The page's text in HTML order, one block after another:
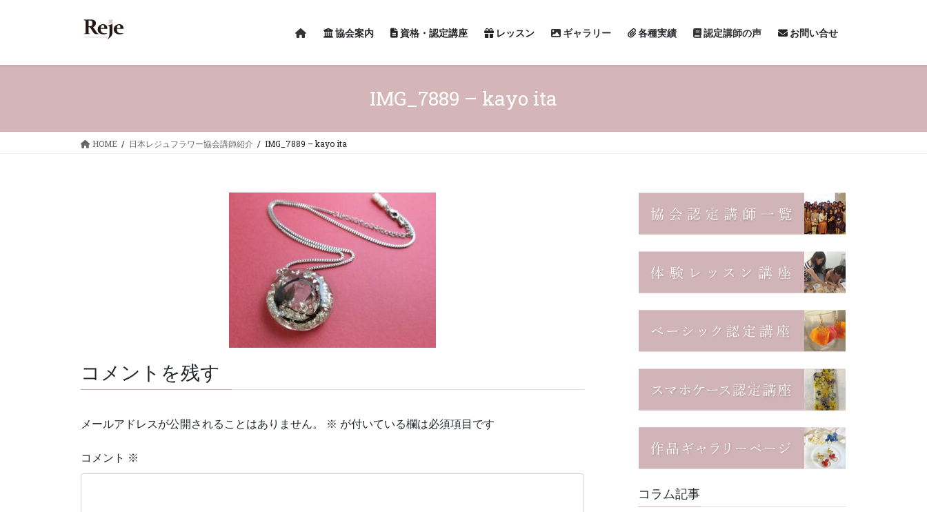
協会案内 資格・認定講座 レッスン ギャラリー 各種実績 認定講師の声 お問い合せ
IMG_7889 – kayo ita
HOME 日本レジュフラワー協会講師紹介 IMG_7889 – kayo ita
コメントを残す
メールアドレスが公開されることはありません。 ※ が付いている欄は必須項目です
コメント ※
コラム記事